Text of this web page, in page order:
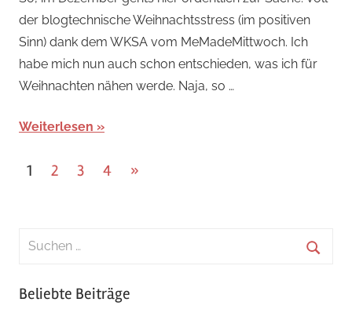
der blogtechnische Weihnachtsstress (im positiven
Sinn) dank dem WKSA vom MeMadeMittwoch. Ich
habe mich nun auch schon entschieden, was ich für
Weihnachten nähen werde. Naja, so …
Weiterlesen
Beitragsnavigation
1 2 3 4
Nächste
»
Suchen
Beliebte Beiträge